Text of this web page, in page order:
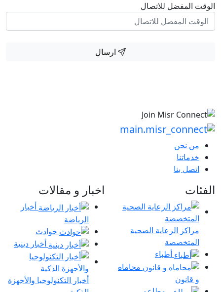
الوقت المفضل للاتصال
ارسال
من نحن
خدماتنا
اتصل بنا
الفئات
مراكز الرعاية الصحية
المتخصصة
أطباء
محاماه
و قانون
اخبار و مقالات
أخبار
الرياضة
حوادث
أخبار دينية
أخبار التكنولوجيا والأجهزة